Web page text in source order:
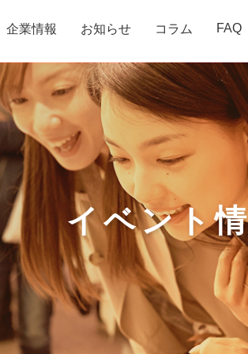
企業情報 お知らせ コラム FAQ
イベント